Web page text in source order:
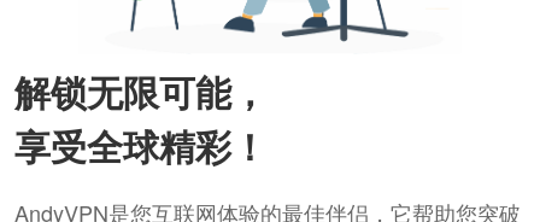
解锁无限可能，
享受全球精彩！
AndyVPN是您互联网体验的最佳伴侣，它帮助您突破